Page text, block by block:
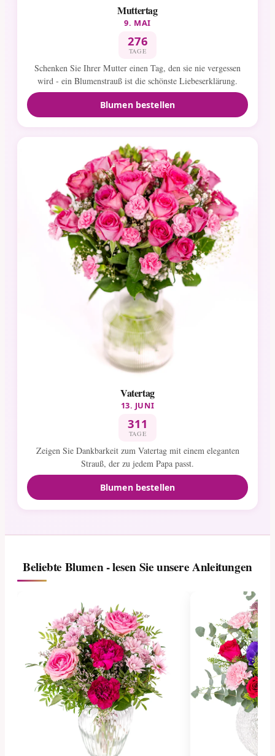
Muttertag
9. MAI
276
TAGE
Schenken Sie Ihrer Mutter einen Tag, den sie nie vergessen
wird - ein Blumenstrauß ist die schönste Liebeserklärung.
Blumen bestellen
Vatertag
13. JUNI
311
TAGE
Zeigen Sie Dankbarkeit zum Vatertag mit einem eleganten
Strauß, der zu jedem Papa passt.
Blumen bestellen
Beliebte Blumen - lesen Sie unsere Anleitungen